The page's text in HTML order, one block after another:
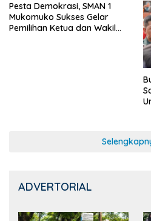
Pesta Demokrasi, SMAN 1
Mukomuko Sukses Gelar
Pemilihan Ketua dan Wakil
ADVERTORIAL